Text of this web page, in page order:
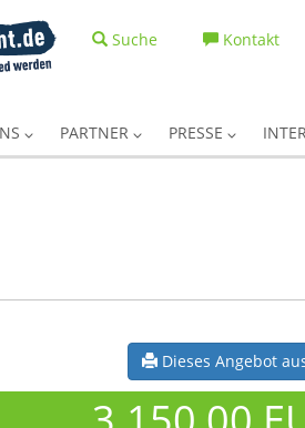
Suche Kontakt
PARTNER PRESSE
Dieses Angebot